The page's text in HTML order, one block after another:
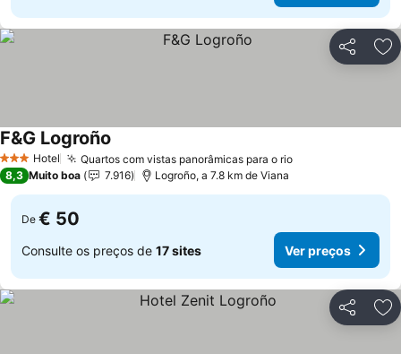
Partilhar
3 EstrelasHotel Quartos com vistas panorâmicas para o rioVer preços
F&G Logroño
8,3 Muito boa 7.916 Logroño, a 7.8 km de Viana
De € 50
Consulte os preços de 17 sites Ver preços
Partilhar